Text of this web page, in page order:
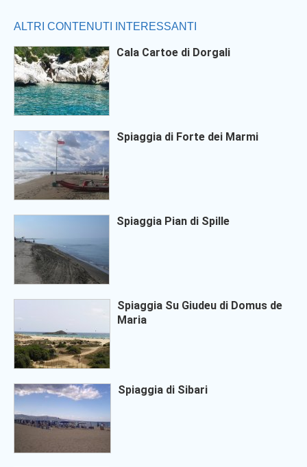
ALTRI CONTENUTI INTERESSANTI
Cala Cartoe di Dorgali
Spiaggia di Forte dei Marmi
Spiaggia Pian di Spille
Spiaggia Su Giudeu di Domus de
Maria
Spiaggia di Sibari